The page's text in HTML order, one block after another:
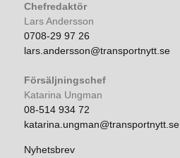
Chefredaktör
Lars Andersson
0708-29 97 26
lars.andersson@transportnytt.se
Försäljningschef
Katarina Ungman
08-514 934 72
katarina.ungman@transportnytt.se
Nyhetsbrev